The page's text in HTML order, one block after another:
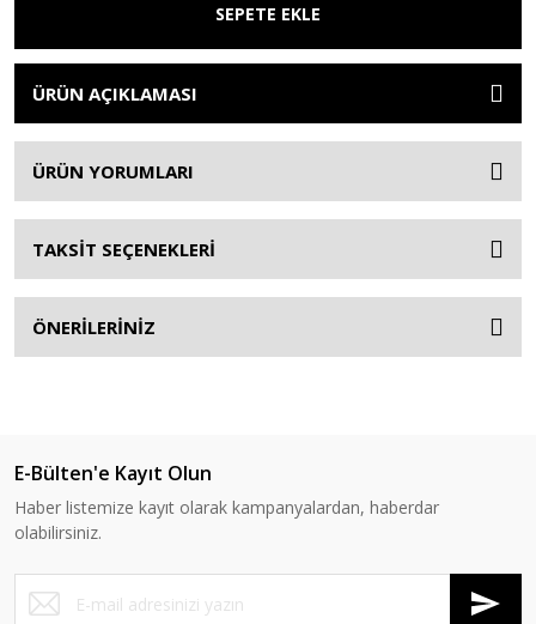
SEPETE EKLE
ÜRÜN AÇIKLAMASI
ÜRÜN YORUMLARI
TAKSİT SEÇENEKLERİ
ÖNERİLERİNİZ
E-Bülten'e Kayıt Olun
Haber listemize kayıt olarak kampanyalardan, haberdar
olabilirsiniz.